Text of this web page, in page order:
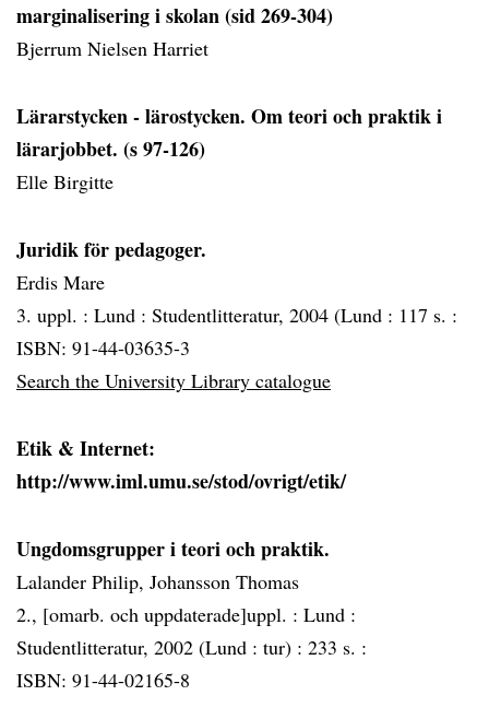
marginalisering i skolan (sid 269-304)
Bjerrum Nielsen Harriet
Lärarstycken - lärostycken. Om teori och praktik i
lärarjobbet. (s 97-126)
Elle Birgitte
Juridik för pedagoger.
Erdis Mare
3. uppl. : Lund : Studentlitteratur, 2004 (Lund : 117 s. :
ISBN: 91-44-03635-3
Search the University Library catalogue
Etik & Internet:
http://www.iml.umu.se/stod/ovrigt/etik/
Ungdomsgrupper i teori och praktik.
Lalander Philip, Johansson Thomas
2., [omarb. och uppdaterade]uppl. : Lund :
Studentlitteratur, 2002 (Lund : tur) : 233 s. :
ISBN: 91-44-02165-8